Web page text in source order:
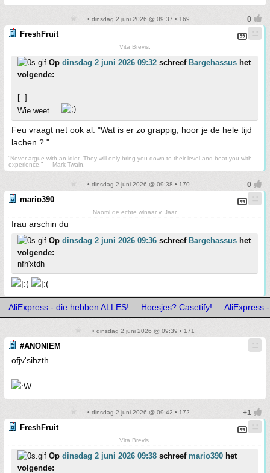
• dinsdag 2 juni 2026 @ 09:37 • 169
FreshFruit
Vita Brevis.
Op dinsdag 2 juni 2026 09:32 schreef Bargehassus het
volgende:
[..]
Wie weet....
Feu vraagt net ook al. "Wat is er zo grappig, hoor je de hele tijd
lachen ? "
“Never argue with an idiot. They will only bring you down to their level and beat you with
experience.” ― Mark Twain.
• dinsdag 2 juni 2026 @ 09:38 • 170
mario390
Naomi,de echte winaar v. Jaar
frau arschin du
Op dinsdag 2 juni 2026 09:36 schreef Bargehassus het
volgende:
nfh'xtdh
AliExpress - die hebben ALLES! Hoesjes? Casetify! AliExpress
• dinsdag 2 juni 2026 @ 09:39 • 171
#ANONIEM
ofjv'sihzth
• dinsdag 2 juni 2026 @ 09:42 • 172
FreshFruit
Vita Brevis.
Op dinsdag 2 juni 2026 09:38 schreef mario390 het
volgende: